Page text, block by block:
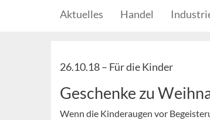
Aktuelles Handel
26.10.18 – Für die Kinder
Geschenke zu
Wenn die Kinderaugen vor